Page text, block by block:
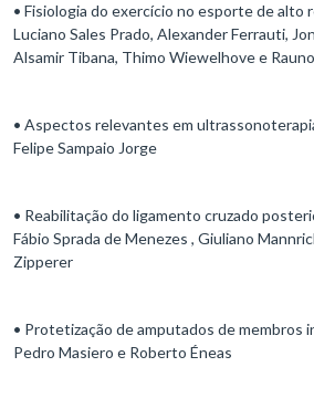
• Fisiologia do exercício no esporte de alto
Luciano Sales Prado, Alexander Ferrauti,
Alsamir Tibana, Thimo Wiewelhove e
• Aspectos relevantes em
Felipe Sampaio Jorge
• Reabilitação do ligamento cruzado
Fábio Sprada de Menezes , Giuliano
Zipperer
• Protetização de amputados de membros
Pedro Masiero e Roberto Éneas